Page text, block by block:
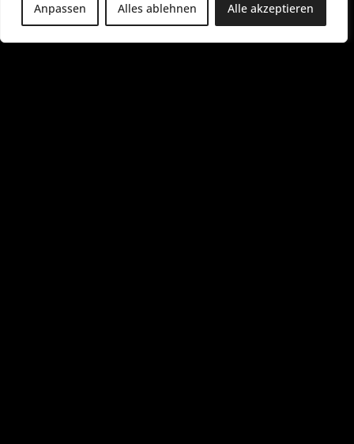
Anpassen Alles ablehnen Alle akzeptieren